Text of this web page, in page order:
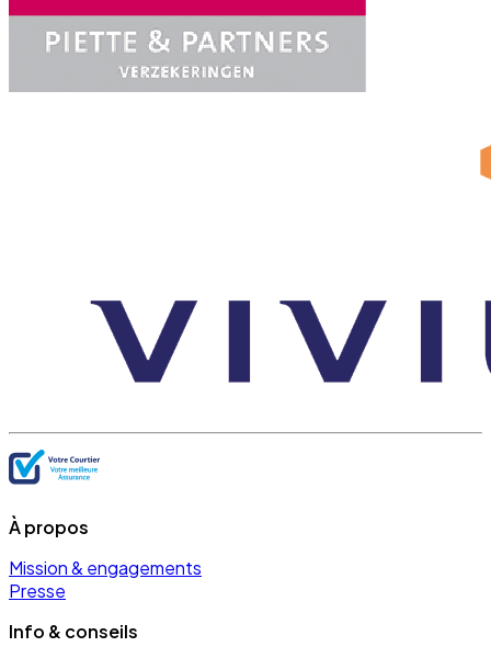
À propos
Mission & engagements
Presse
Info & conseils